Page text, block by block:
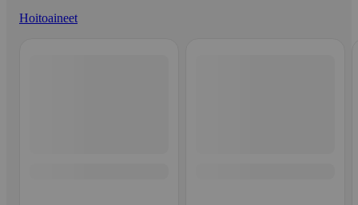
Hoitoaineet